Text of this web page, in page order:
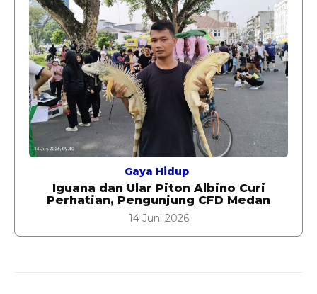
Gaya Hidup
Iguana dan Ular Piton Albino Curi
Perhatian, Pengunjung CFD Medan
14 Juni 2026